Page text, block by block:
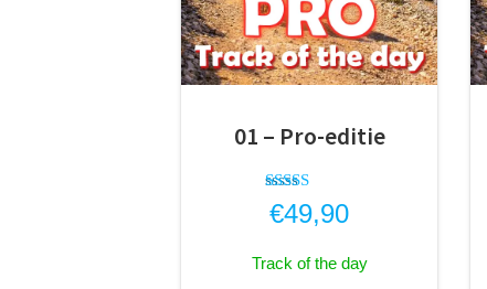
01 – Pro-editie
Gewaardee
rd
uit 5
€49,90
Track of the day